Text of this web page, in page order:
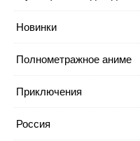
Новинки
Полнометражное аниме
Приключения
Россия